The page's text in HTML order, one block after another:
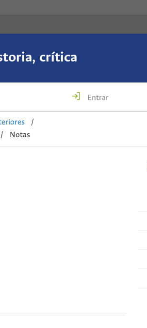
crítica
Entrar
/
/ Notas